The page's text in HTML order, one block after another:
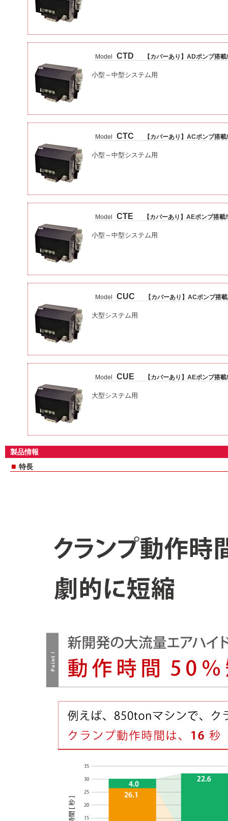
Model CTD 【カバーあり】ADポンプ搭
小型～中型システム用
Model CTC 【カバーあり】ACポンプ搭
小型～中型システム用
Model CTE 【カバーあり】AEポンプ搭載
小型～中型システム用
Model CUC 【カバーあり】ACポンプ搭
大型システム用
Model CUE 【カバーあり】AEポンプ搭
大型システム用
製品情報
■ 特長